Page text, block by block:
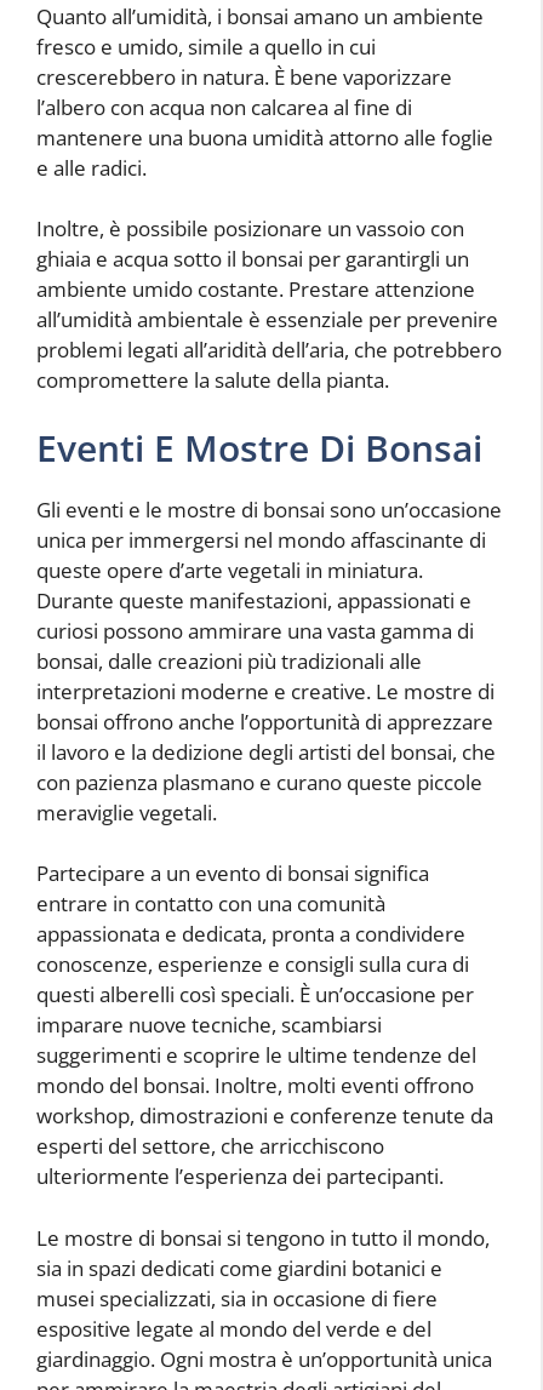
Quanto all’umidità, i bonsai amano un ambiente
fresco e umido, simile a quello in cui
crescerebbero in natura. È bene vaporizzare
l’albero con acqua non calcarea al fine di
mantenere una buona umidità attorno alle foglie
e alle radici.
Inoltre, è possibile posizionare un vassoio con
ghiaia e acqua sotto il bonsai per garantirgli un
ambiente umido costante. Prestare attenzione
all’umidità ambientale è essenziale per prevenire
problemi legati all’aridità dell’aria, che potrebbero
compromettere la salute della pianta.
Eventi E Mostre Di Bonsai
Gli eventi e le mostre di bonsai sono un’occasione
unica per immergersi nel mondo affascinante di
queste opere d’arte vegetali in miniatura.
Durante queste manifestazioni, appassionati e
curiosi possono ammirare una vasta gamma di
bonsai, dalle creazioni più tradizionali alle
interpretazioni moderne e creative. Le mostre di
bonsai offrono anche l’opportunità di apprezzare
il lavoro e la dedizione degli artisti del bonsai, che
con pazienza plasmano e curano queste piccole
meraviglie vegetali.
Partecipare a un evento di bonsai significa
entrare in contatto con una comunità
appassionata e dedicata, pronta a condividere
conoscenze, esperienze e consigli sulla cura di
questi alberelli così speciali. È un’occasione per
imparare nuove tecniche, scambiarsi
suggerimenti e scoprire le ultime tendenze del
mondo del bonsai. Inoltre, molti eventi offrono
workshop, dimostrazioni e conferenze tenute da
esperti del settore, che arricchiscono
ulteriormente l’esperienza dei partecipanti.
Le mostre di bonsai si tengono in tutto il mondo,
sia in spazi dedicati come giardini botanici e
musei specializzati, sia in occasione di fiere
espositive legate al mondo del verde e del
giardinaggio. Ogni mostra è un’opportunità unica